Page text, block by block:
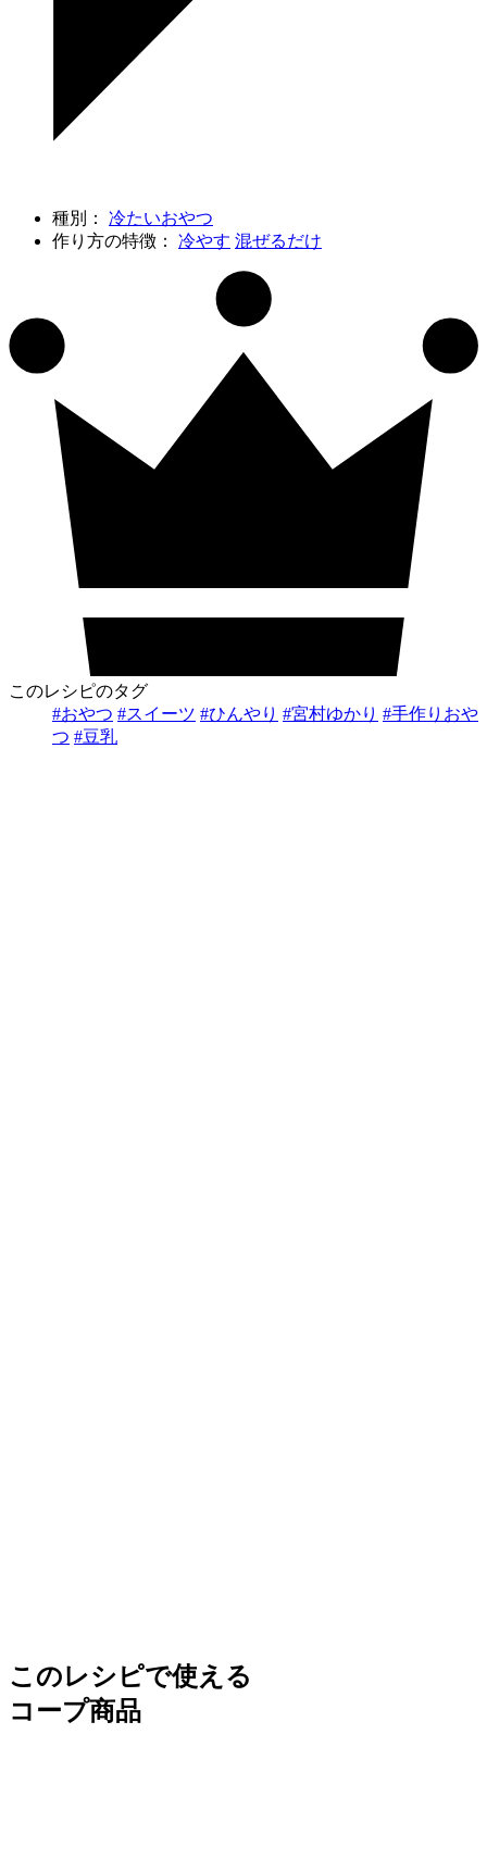
種別： 冷たいおやつ
作り方の特徴： 冷やす 混ぜるだけ
このレシピのタグ
#おやつ #スイーツ #ひんやり #宮村ゆかり #手作りおや
つ #豆乳
このレシピで使える
コープ商品